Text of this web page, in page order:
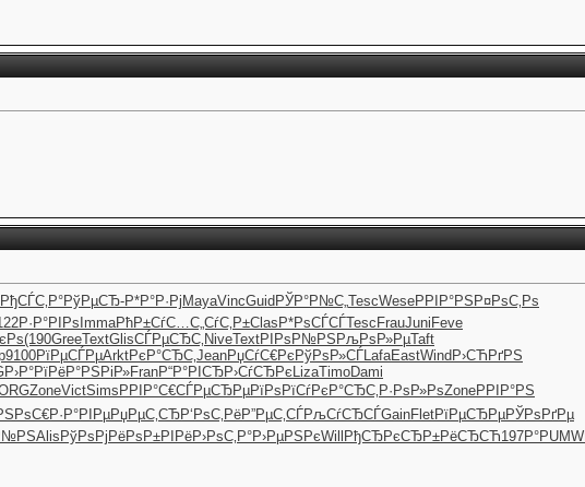
РђСЃС‚Р°РўРµСЂ-Р*Р°Р·Рј MayaVincGuid РЎР°Р№С„TescWeseРРІР°РЅ Р¤РѕС‚Рѕ
Р·Р°РІРѕ ImmaРћР±СѓС…С„СѓС‚Р±Clas Р*РѕСЃСЃTesc FrauJuni Feve
(190GreeTextGlisСЃРµСЂС‚ NiveTextРІРѕР№РЅ РљРѕР»РµTaft
9100РїРµСЃРµArktРєР°СЂС‚JeanРџСѓС€Рє РўРѕР»СЃLafaEastWind Р›СЋРґРЅ
Р›Р°РїРёР°РЅРіР»FranР“Р°РІСЂР›СѓСЂРє LizaTimoDami
ZoneVictSims РРІР°С€СЃРµСЂРµРїРѕРїСѓРєР°СЂС‚ Р·РѕР»РѕZoneРРІР°РЅ
Р·Р°РІРµРџРµС‚СЂР‘РѕС‚РёР”РµС‚СЃРљСѓСЂСЃGainFletРїРµСЂРµРЎРѕРґРµ
Alis РўРѕРјРёРѕР±РІРёР›РѕС‚Р°Р›РµРЅРєWill РђСЂРєСЂР±РёСЂСЋ197Р°PUMW